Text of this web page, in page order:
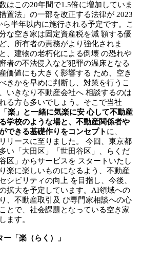
はこの20年間で1.5倍に増加していま
置法」の一部を改正する法律が 2023
半年以内に施行される予定です。こ
な空き家は固定資産税を減 額する優
、所有者の責務がより強化されま
、建物の老朽化による倒壊 の恐れや
者の不法侵入など犯罪の温床となる
価値にも大きく影響する ため、空き
きかを早めに判断し、対策を行うこ
いきなり不動産会社へ 相談するのは
る方も多いでしょう。そこで当社
楽」と一緒に気楽に安 心して不動産
学校のような場と、不動産関係者や
できる基礎作りをコンセプト に、
リースに至りました。 今回、東京都
い「大田区」「世田谷区」、らくだ
区」からサービスを スタートいたし
楽に楽しいものになるよう、不動産
シビリティの向上 を目指し、今後、
拡大を予定しています。AI領域への
、不動産取引及 び専門家相談への心
とで、社会課題となっている空き家
ます。
「楽（らく）」